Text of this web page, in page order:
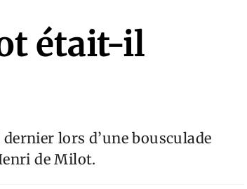
était-il
lors d’une bousculade
de Milot.